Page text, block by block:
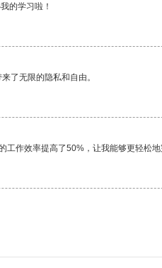
的学习啦！
了无限的隐私和自由。
作效率提高了50%，让我能够更轻松地